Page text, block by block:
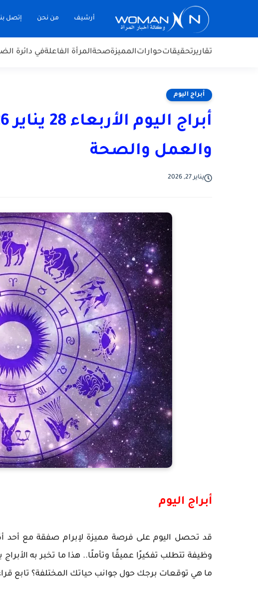
أرشيف من نحن إتصل
تقاريرتحقيقاتحواراتالمميزةصحةالمرأة الفاعلةفي دائرة
أبراج اليوم
والعمل والصحة
يناير 27, 2026
أبراج اليوم
قد تحصل اليوم على فرصة مميزة لإبرام صفقة مع أحد
وظيفة تتطلب تفكيرًا عميقًا وتأملًا.. هذا ما تخبر به
ما هي توقعات برجك حول جوانب حياتك المختلفة؟ تابع